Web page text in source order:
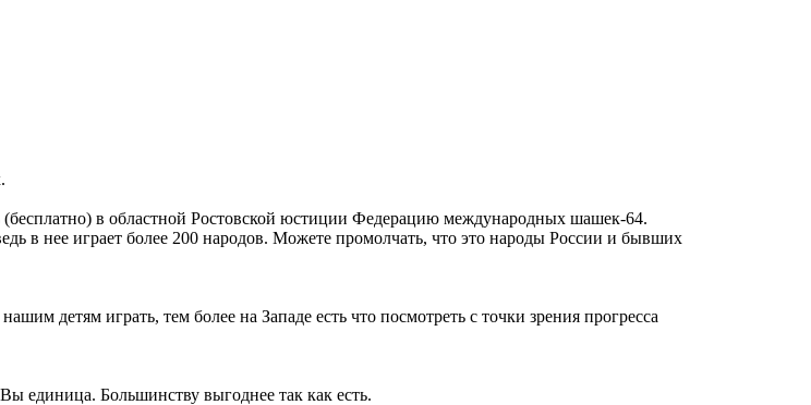
(бесплатно) в областной Ростовской юстиции Федерацию международных шашек-64.
в нее играет более 200 народов. Можете промолчать, что это народы России и бывших
детям играть, тем более на Западе есть что посмотреть с точки зрения прогресса
единица. Большинству выгоднее так как есть.